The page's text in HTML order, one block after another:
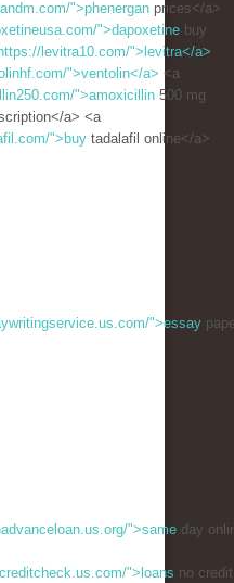
">phenergan prices</a>
">dapoxetine buy
https://levitra10.com/">levitra</a>
">ventolin</a> <a
">amoxicillin 500 mg
a> <a
">buy tadalafil online</a>
">essay
">same day
">loans no credit